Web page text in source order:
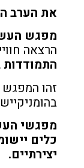
את הערב
מפגש
הרצאה
התמודדות
זהו
מפגשי
כלים
יצירתיים.